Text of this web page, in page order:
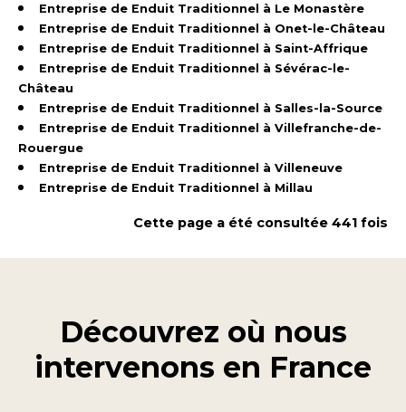
Entreprise de Enduit Traditionnel à Le Monastère
Entreprise de Enduit Traditionnel à Onet-le-Château
Entreprise de Enduit Traditionnel à Saint-Affrique
Entreprise de Enduit Traditionnel à Sévérac-le-
Château
Entreprise de Enduit Traditionnel à Salles-la-Source
Entreprise de Enduit Traditionnel à Villefranche-de-
Rouergue
Entreprise de Enduit Traditionnel à Villeneuve
Entreprise de Enduit Traditionnel à Millau
Cette page a été consultée 441 fois
Découvrez où nous
intervenons en France